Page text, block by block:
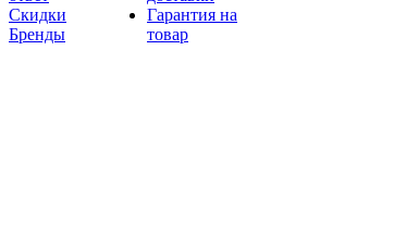
Скидки
Бренды
Гарантия на
товар